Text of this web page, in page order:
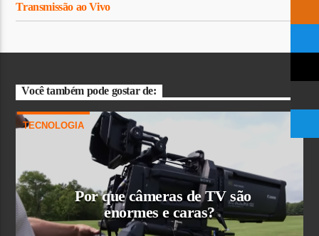
Transmissão ao Vivo
Você também pode gostar de:
TECNOLOGIA
Por que câmeras de TV são
enormes e caras?